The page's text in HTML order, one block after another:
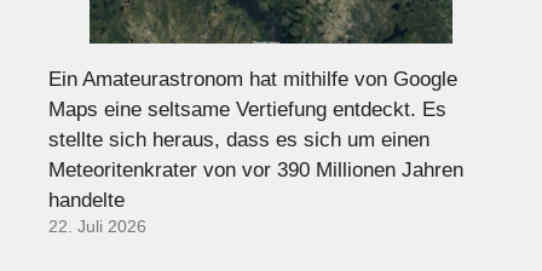
Ein Amateurastronom hat mithilfe von Google
Maps eine seltsame Vertiefung entdeckt. Es
stellte sich heraus, dass es sich um einen
Meteoritenkrater von vor 390 Millionen Jahren
handelte
22. Juli 2026